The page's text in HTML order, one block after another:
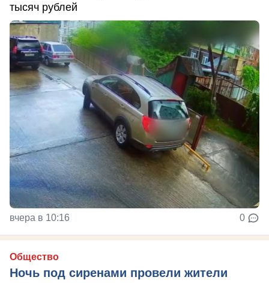
тысяч рублей
вчера в 10:16 0
Общество
Ночь под сиренами провели жители